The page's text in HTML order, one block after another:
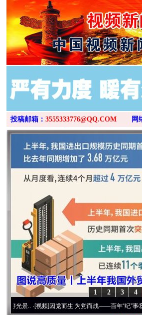
投稿邮箱： 3555333776@QQ.COM 网
4
3
2
1
·[视频]因党而生 为党而战——百年“纪”事⑧加强纪律..